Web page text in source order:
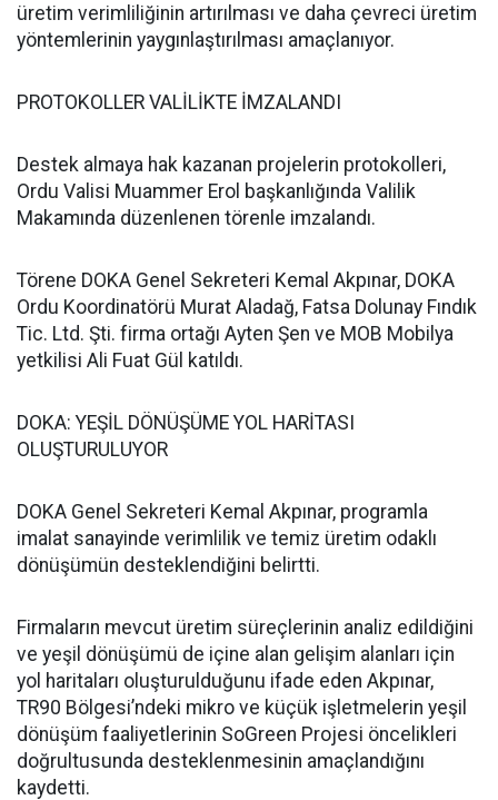
üretim verimliliğinin artırılması ve daha çevreci üretim
yöntemlerinin yaygınlaştırılması amaçlanıyor.
PROTOKOLLER VALİLİKTE İMZALANDI
Destek almaya hak kazanan projelerin protokolleri,
Ordu Valisi Muammer Erol başkanlığında Valilik
Makamında düzenlenen törenle imzalandı.
Törene DOKA Genel Sekreteri Kemal Akpınar, DOKA
Ordu Koordinatörü Murat Aladağ, Fatsa Dolunay Fındık
Tic. Ltd. Şti. firma ortağı Ayten Şen ve MOB Mobilya
yetkilisi Ali Fuat Gül katıldı.
DOKA: YEŞİL DÖNÜŞÜME YOL HARİTASI
OLUŞTURULUYOR
DOKA Genel Sekreteri Kemal Akpınar, programla
imalat sanayinde verimlilik ve temiz üretim odaklı
dönüşümün desteklendiğini belirtti.
Firmaların mevcut üretim süreçlerinin analiz edildiğini
ve yeşil dönüşümü de içine alan gelişim alanları için
yol haritaları oluşturulduğunu ifade eden Akpınar,
TR90 Bölgesi’ndeki mikro ve küçük işletmelerin yeşil
dönüşüm faaliyetlerinin SoGreen Projesi öncelikleri
doğrultusunda desteklenmesinin amaçlandığını
kaydetti.